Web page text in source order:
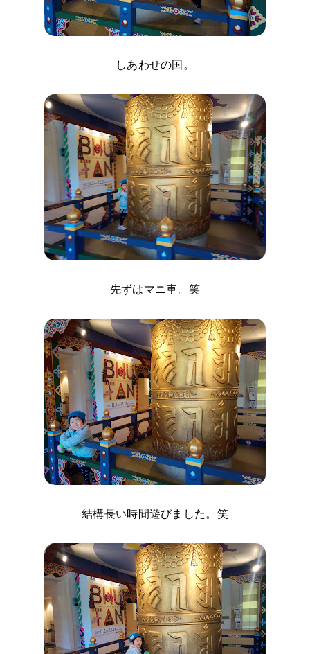
しあわせの国。
先ずはマニ車。笑
結構長い時間遊びました。笑